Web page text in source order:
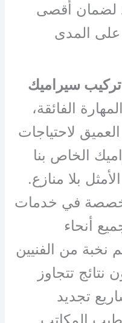
لضمان أقصى
على المدى
سيراميك
الفائقة،
العميق لاحتياجات
الخاص بنا
بلا منازع.
في خدمات
أنحاء
نخبة من الفنيين
نتائج تتجاوز
تجديد
المكاتب